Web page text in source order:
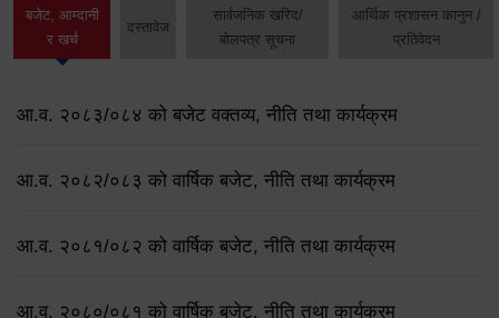
बजेट, आम्दानी
र खर्च
दस्तावेज
सार्वजनिक खरिद/
बोलपत्र सूचना
आर्थिक प्रशासन कानुन /
प्रतिवेदन
आ.व. २०८३/०८४ को बजेट वक्तव्य, नीति तथा कार्यक्रम
आ.व. २०८२/०८३ को वार्षिक बजेट, नीति तथा कार्यक्रम
आ.व. २०८१/०८२ को वार्षिक बजेट, नीति तथा कार्यक्रम
आ.व. २०८०/०८१ को वार्षिक बजेट, नीति तथा कार्यक्रम